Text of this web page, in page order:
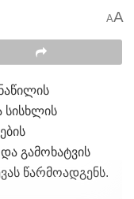
AA
სისხლის
გამოხატვის
წარმოადგენს.